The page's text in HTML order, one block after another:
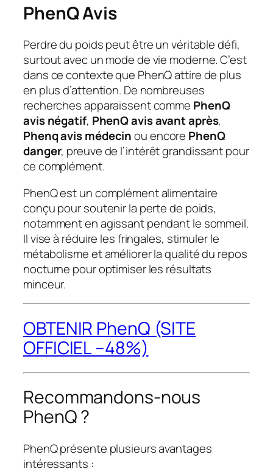
PhenQ Avis
Perdre du poids peut être un véritable défi,
surtout avec un mode de vie moderne. C’est
dans ce contexte que PhenQ attire de plus
en plus d’attention. De nombreuses
recherches apparaissent comme PhenQ
avis négatif, PhenQ avis avant après,
Phenq avis médecinou encore PhenQ
danger, preuve de l’intérêt grandissant pour
ce complément.
PhenQ est un complément alimentaire
conçu pour soutenir la perte de poids,
notamment en agissant pendant le sommeil.
Il vise à réduire les fringales, stimuler le
métabolisme et améliorer la qualité du repos
nocturne pour optimiser les résultats
minceur.
OBTENIR PhenQ (SITE
OFFICIEL –48%)
Recommandons-nous
PhenQ ?
PhenQ présente plusieurs avantages
intéressants :